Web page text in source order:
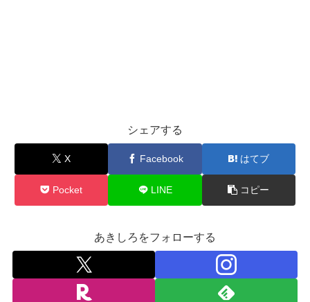
シェアする
X Facebook はてブ
Pocket LINE コピー
あきしろをフォローする